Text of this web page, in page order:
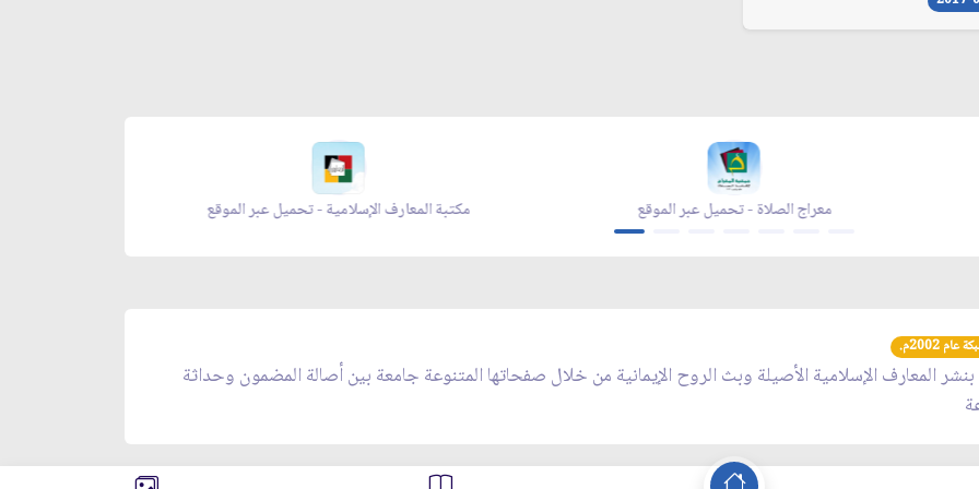
مكتبة المعارف الإسلامية - تحميل عبر الموقع معراج الصلاة - تحميل عبر الموقع
2002م.
المعارف الإسلامية الأصيلة وبث الروح الإيمانية من خلال صفحاتها المتنوعة جامعة بين أصالة المضمون وحداثة